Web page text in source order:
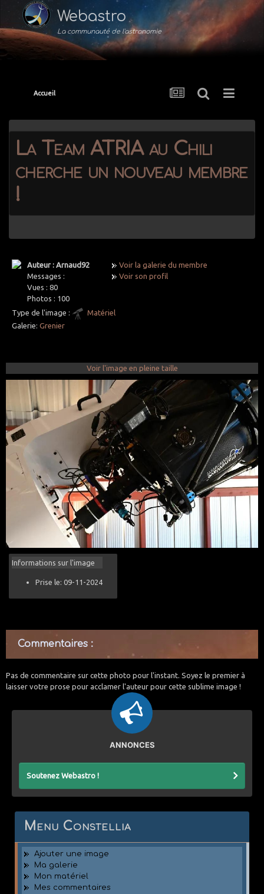
Webastro
La communauté de l'astronomie
Accueil
La Team ATRIA au Chili
cherche un nouveau membre
!
Auteur : Arnaud92
Messages :
Vues : 80
Photos : 100
Voir la galerie du membre
Voir son profil
Type de l'image :
Matériel
Galerie: Grenier
Voir l'image en pleine taille
Informations sur l'image
Prise le: 09-11-2024
Commentaires :
Pas de commentaire sur cette photo pour l'instant. Soyez le premier à
laisser votre prose pour acclamer l'auteur pour cette sublime image !
ANNONCES
Soutenez Webastro !
Menu Constellia
Ajouter une image
Ma galerie
Mon matériel
Mes commentaires